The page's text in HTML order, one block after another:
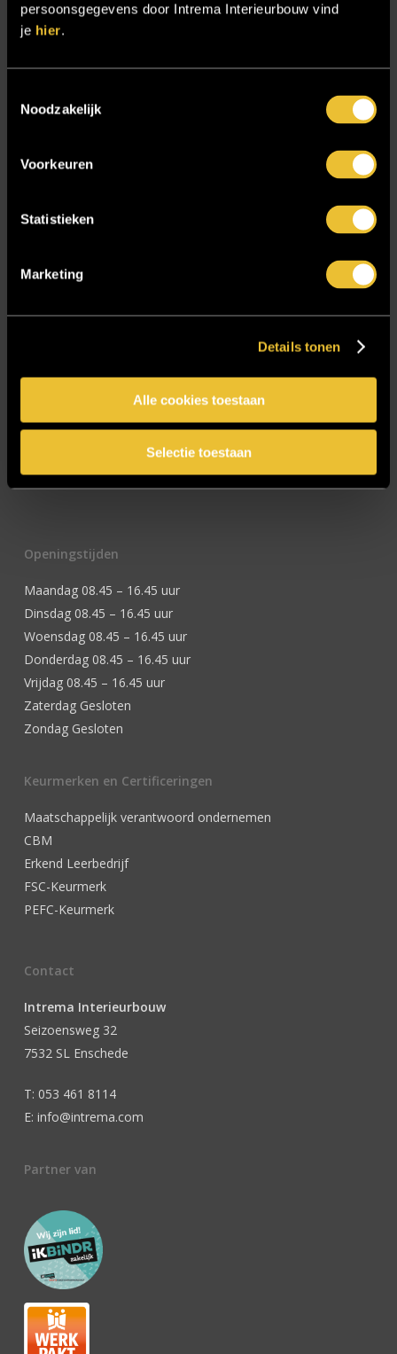
persoonsgegevens door Intrema Interieurbouw vind
je hier.
Noodzakelijk
Voorkeuren
Statistieken
Marketing
Details tonen
Alle cookies toestaan
Selectie toestaan
Vacature Allround monteur interieurbouwer
Openingstijden
Maandag 08.45 – 16.45 uur
Dinsdag 08.45 – 16.45 uur
Woensdag 08.45 – 16.45 uur
Donderdag 08.45 – 16.45 uur
Vrijdag 08.45 – 16.45 uur
Zaterdag Gesloten
Zondag Gesloten
Keurmerken en Certificeringen
Maatschappelijk verantwoord ondernemen
CBM
Erkend Leerbedrijf
FSC-Keurmerk
PEFC-Keurmerk
Contact
Intrema Interieurbouw
Seizoensweg 32
7532 SL Enschede
T: 053 461 8114
E: info@intrema.com
Partner van